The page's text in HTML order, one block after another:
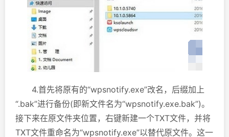
4.首先将原有的“wpsnotify.exe”改名，后缀加上
“.bak”进行备份(即新文件名为“wpsnotify.exe.bak”)。
接下来在原文件夹位置，右键新建一个TXT文件，并将
TXT文件重命名为“wpsnotify.exe”以替代原文件。这一